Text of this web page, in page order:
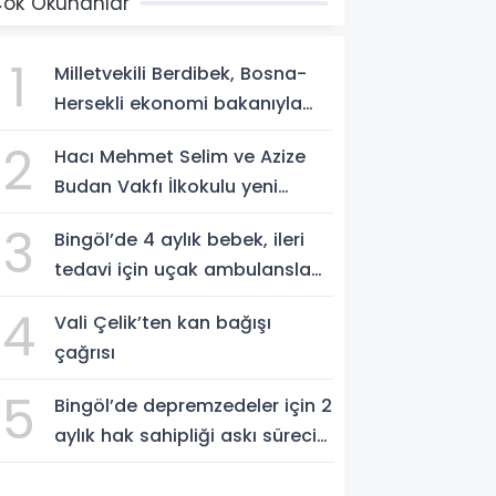
1
Milletvekili Berdibek, Bosna-
Hersekli ekonomi bakanıyla
2
Hacı Mehmet Selim ve Azize
Budan Vakfı İlkokulu yeni
3
Bingöl’de 4 aylık bebek, ileri
tedavi için uçak ambulansla
4
Vali Çelik’ten kan bağışı
çağrısı
5
Bingöl’de depremzedeler için 2
aylık hak sahipliği askı süreci